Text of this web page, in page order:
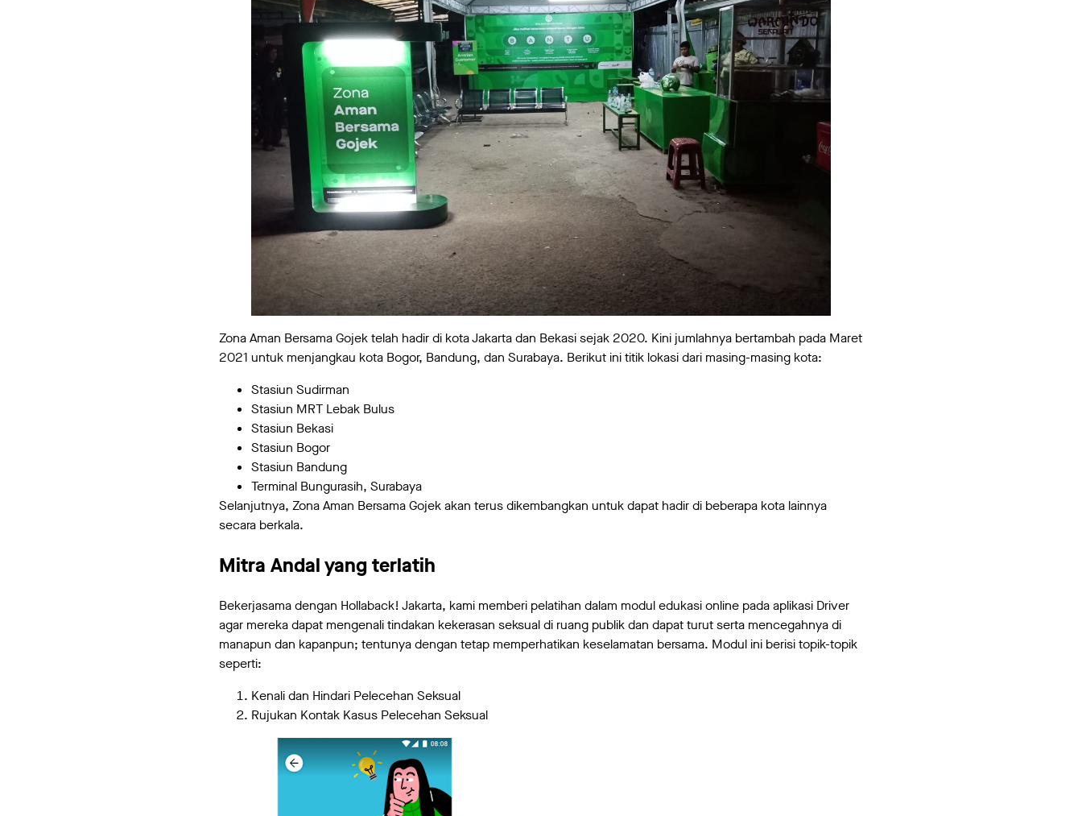
Zona Aman Bersama Gojek telah hadir di kota Jakarta dan Bekasi sejak 2020. Kini jumlahnya bertambah pada Maret
2021 untuk menjangkau kota Bogor, Bandung, dan Surabaya. Berikut ini titik lokasi dari masing-masing kota:
Stasiun Sudirman
Stasiun MRT Lebak Bulus
Stasiun Bekasi
Stasiun Bogor
Stasiun Bandung
Terminal Bungurasih, Surabaya
Selanjutnya, Zona Aman Bersama Gojek akan terus dikembangkan untuk dapat hadir di beberapa kota lainnya
secara berkala.
Mitra Andal yang terlatih
Bekerjasama dengan Hollaback! Jakarta, kami memberi pelatihan dalam modul edukasi online pada aplikasi Driver
agar mereka dapat mengenali tindakan kekerasan seksual di ruang publik dan dapat turut serta mencegahnya di
manapun dan kapanpun; tentunya dengan tetap memperhatikan keselamatan bersama. Modul ini berisi topik-topik
seperti:
Kenali dan Hindari Pelecehan Seksual
Rujukan Kontak Kasus Pelecehan Seksual